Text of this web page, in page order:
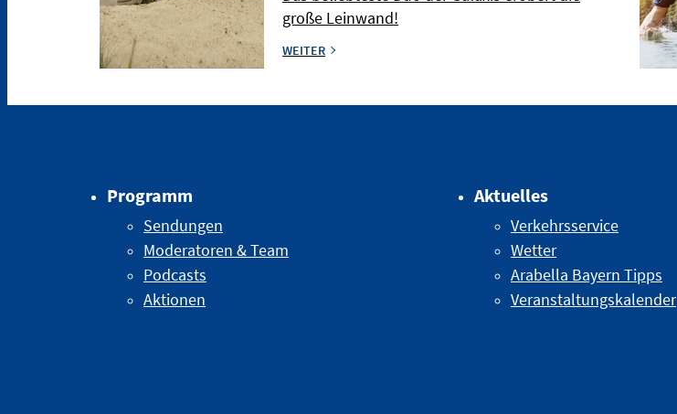
große Leinwand!
WEITER
Programm
Sendungen
Moderatoren & Team
Podcasts
Aktionen
Aktuelles
Verkehrsservice
Wetter
Arabella Bayern Tipps
Veranstaltungskalender